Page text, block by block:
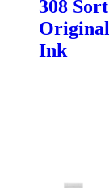
308 Sort
Original
Ink